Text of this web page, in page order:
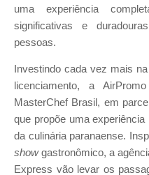
uma experiência
significativas e
pessoas.
Investindo cada vez mais
licenciamento, a
MasterChef Brasil, em
que propõe uma
da culinária paranaense.
showgastronômico, a
Express vão levar os